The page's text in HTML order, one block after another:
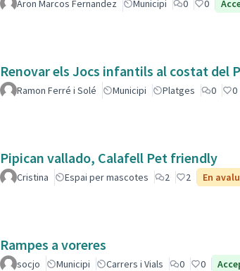
Aron Marcos Fernandez Municipi 0 0
Renovar els Jocs infantils al costat del
Ramon Ferré i Solé Municipi Platges 0 0
Pipican vallado, Calafell Pet friendly
Cristina Espai per mascotes 2 2 En
Rampes a voreres
socjo Municipi Carrers i Vials 0 0